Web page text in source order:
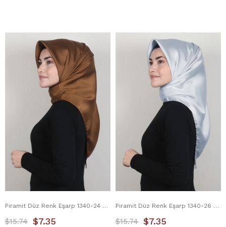
Piramit Düz Renk Eşarp 1340-24 Karamel
$7.35
$15.74
Piramit Düz Renk Eşarp 1340-26 Buz Mavisi
$7.35
$15.74